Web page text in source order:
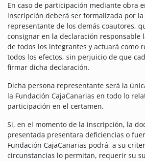
En caso de participación mediante obra
inscripción deberá ser formalizada por la
representante de los demás coautores,
consignar en la declaración responsable
de todos los integrantes y actuará como
todos los efectos, sin perjuicio de que
firmar dicha declaración.
Dicha persona representante será la
la Fundación CajaCanarias en todo lo
participación en el certamen.
Si, en el momento de la inscripción, la
presentada presentara deficiencias o
Fundación CajaCanarias podrá, a su
circunstancias lo permitan, requerir su